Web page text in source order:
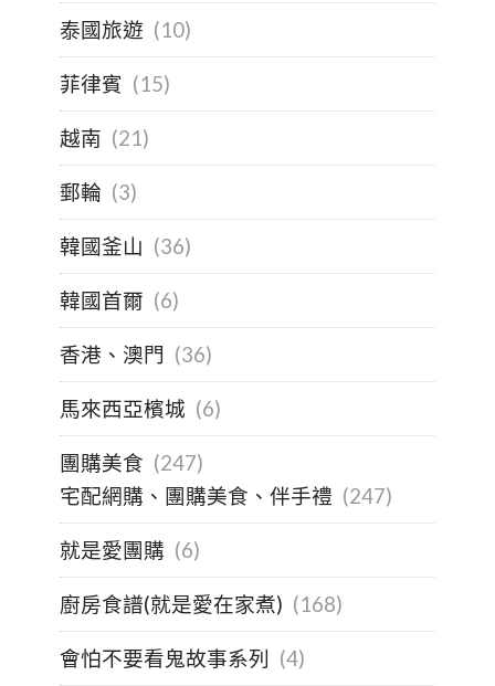
泰國旅遊 (10)
菲律賓 (15)
越南 (21)
郵輪 (3)
韓國釜山 (36)
韓國首爾 (6)
香港、澳門 (36)
馬來西亞檳城 (6)
團購美食 (247)
宅配網購、團購美食、伴手禮 (247)
就是愛團購 (6)
廚房食譜(就是愛在家煮) (168)
會怕不要看鬼故事系列 (4)